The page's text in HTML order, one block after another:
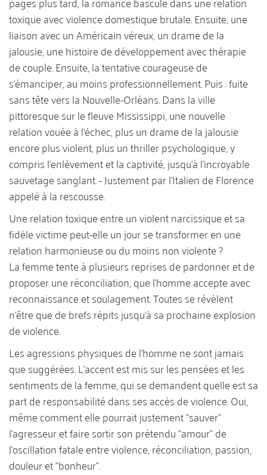
toxique avec violence domestique brutale. Ensuite, une
liaison avec un Américain véreux, un drame de la
jalousie, une histoire de développement avec thérapie
de couple. Ensuite, la tentative courageuse de
s'émanciper, au moins professionnellement. Puis : fuite
sans tête vers la Nouvelle-Orléans. Dans la ville
pittoresque sur le fleuve Mississippi, une nouvelle
relation vouée à l'échec, plus un drame de la jalousie
encore plus violent, plus un thriller psychologique, y
compris l'enlèvement et la captivité, jusqu'à l'incroyable
sauvetage sanglant. - Justement par l'Italien de Florence
appelé à la rescousse.
Une relation toxique entre un violent narcissique et sa
fidèle victime peut-elle un jour se transformer en une
relation harmonieuse ou du moins non violente ?
La femme tente à plusieurs reprises de pardonner et de
proposer une réconciliation, que l'homme accepte avec
reconnaissance et soulagement. Toutes se révèlent
n'être que de brefs répits jusqu'à sa prochaine explosion
de violence.
Les agressions physiques de l'homme ne sont jamais
que suggérées. L'accent est mis sur les pensées et les
sentiments de la femme, qui se demandent quelle est sa
part de responsabilité dans ses accès de violence. Oui,
même comment elle pourrait justement "sauver"
l'agresseur et faire sortir son prétendu "amour" de
l'oscillation fatale entre violence, réconciliation, passion,
douleur et "bonheur".